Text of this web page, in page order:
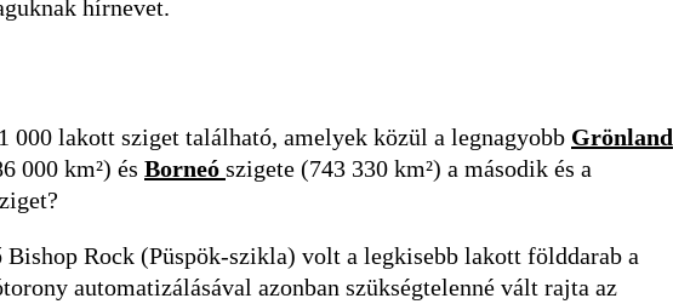
hírnevet.
lakott sziget található, amelyek közül a legnagyobb Grönland
000 km²) és Borneó szigete (743 330 km²) a második és a
Rock (Püspök-szikla) volt a legkisebb lakott földdarab a
automatizálásával azonban szükségtelenné vált rajta az